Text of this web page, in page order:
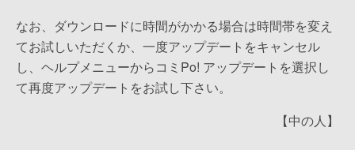
なお、ダウンロードに時間がかかる場合は時間帯を変え
てお試しいただくか、一度アップデートをキャンセル
し、ヘルプメニューからコミPo! アップデートを選択し
て再度アップデートをお試し下さい。
【中の人】